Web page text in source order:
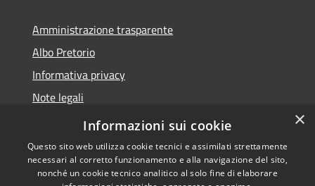
Amministrazione trasparente
Albo Pretorio
Informativa privacy
Note legali
Dichiarazione di accessibilità
×
Informazioni sui cookie
Questo sito web utilizza cookie tecnici e assimilati strettamente
necessari al corretto funzionamento e alla navigazione del sito,
nonché un cookie tecnico analitico al solo fine di elaborare